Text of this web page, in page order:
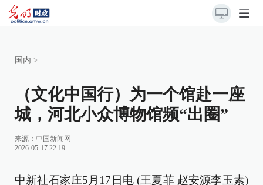
国内 >
（文化中国行）为一个馆赴一座
城，河北小众博物馆频“出圈”
来源： 中国新闻网
2026-05-17 22:19
中新社石家庄5月17日电 (王夏菲 赵安源李玉素)